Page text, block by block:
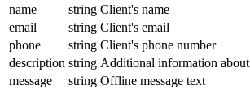
name
string Client's name
email
string Client's email
phone
string Client's phone number
description string Additional information
message
string Offline message text